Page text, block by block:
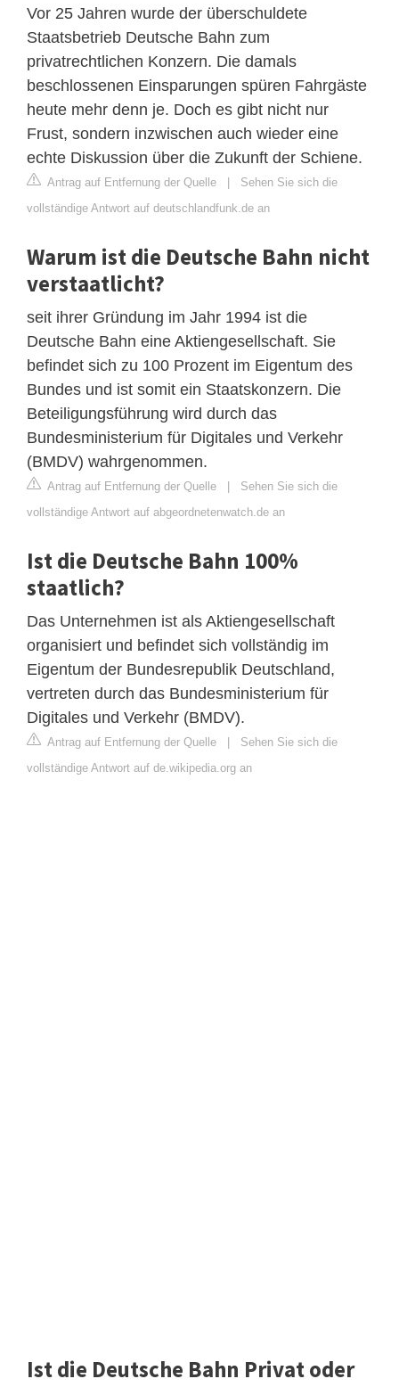
Vor 25 Jahren wurde der überschuldete
Staatsbetrieb Deutsche Bahn zum
privatrechtlichen Konzern. Die damals
beschlossenen Einsparungen spüren Fahrgäste
heute mehr denn je. Doch es gibt nicht nur
Frust, sondern inzwischen auch wieder eine
echte Diskussion über die Zukunft der Schiene.
Antrag auf Entfernung der Quelle | Sehen Sie sich die
vollständige Antwort auf deutschlandfunk.de an
Warum ist die Deutsche Bahn nicht
verstaatlicht?
seit ihrer Gründung im Jahr 1994 ist die
Deutsche Bahn eine Aktiengesellschaft. Sie
befindet sich zu 100 Prozent im Eigentum des
Bundes und ist somit ein Staatskonzern. Die
Beteiligungsführung wird durch das
Bundesministerium für Digitales und Verkehr
(BMDV) wahrgenommen.
Antrag auf Entfernung der Quelle | Sehen Sie sich die
vollständige Antwort auf abgeordnetenwatch.de an
Ist die Deutsche Bahn 100%
staatlich?
Das Unternehmen ist als Aktiengesellschaft
organisiert und befindet sich vollständig im
Eigentum der Bundesrepublik Deutschland,
vertreten durch das Bundesministerium für
Digitales und Verkehr (BMDV).
Antrag auf Entfernung der Quelle | Sehen Sie sich die
vollständige Antwort auf de.wikipedia.org an
Ist die Deutsche Bahn Privat oder